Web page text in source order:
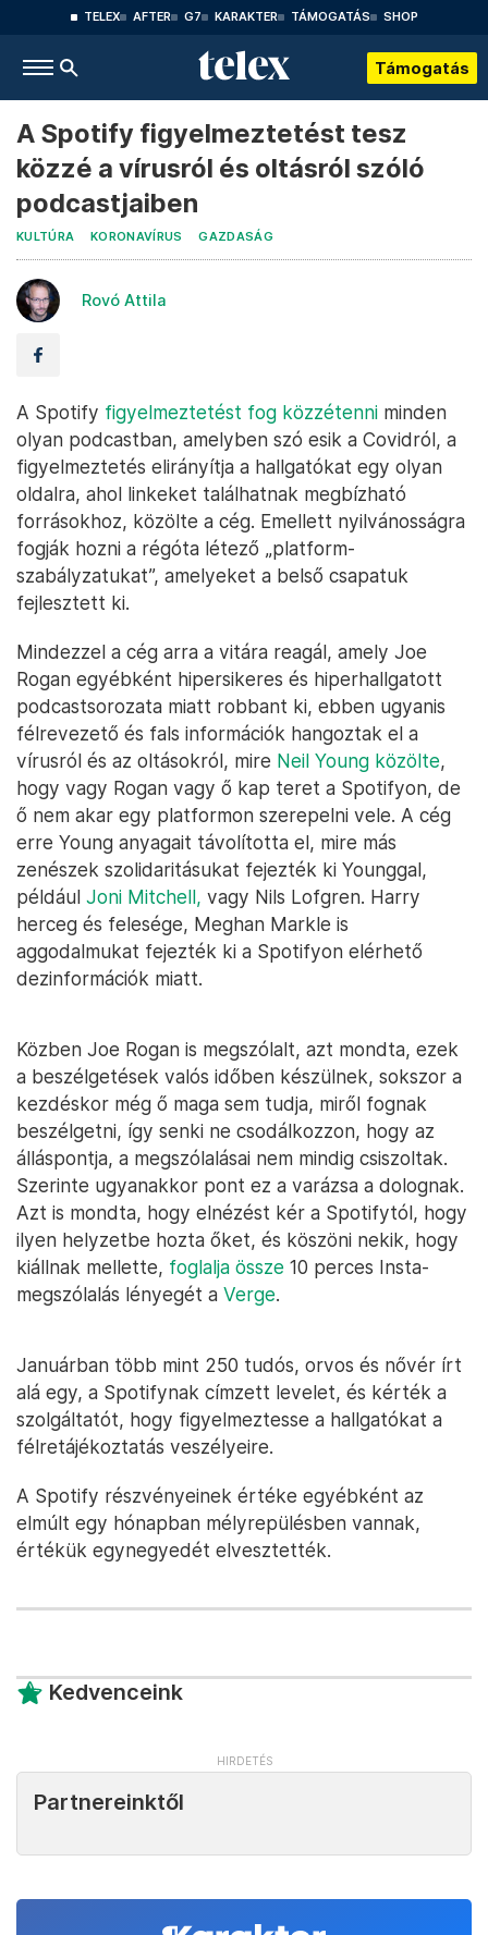
TELEX AFTER G7 KARAKTER TÁMOGATÁS SHOP
Támogatás
A Spotify figyelmeztetést tesz
közzé a vírusról és oltásról szóló
podcastjaiben
KULTÚRA KORONAVÍRUS GAZDASÁG
Rovó Attila
A Spotify figyelmeztetést fog közzétenni minden
olyan podcastban, amelyben szó esik a Covidról, a
figyelmeztetés elirányítja a hallgatókat egy olyan
oldalra, ahol linkeket találhatnak megbízható
forrásokhoz, közölte a cég. Emellett nyilvánosságra
fogják hozni a régóta létező „platform-
szabályzatukat”, amelyeket a belső csapatuk
fejlesztett ki.
Mindezzel a cég arra a vitára reagál, amely Joe
Rogan egyébként hipersikeres és hiperhallgatott
podcastsorozata miatt robbant ki, ebben ugyanis
félrevezető és fals információk hangoztak el a
vírusról és az oltásokról, mire Neil Young közölte,
hogy vagy Rogan vagy ő kap teret a Spotifyon, de
ő nem akar egy platformon szerepelni vele. A cég
erre Young anyagait távolította el, mire más
zenészek szolidaritásukat fejezték ki Younggal,
például Joni Mitchell, vagy Nils Lofgren. Harry
herceg és felesége, Meghan Markle is
aggodalmukat fejezték ki a Spotifyon elérhető
dezinformációk miatt.
Közben Joe Rogan is megszólalt, azt mondta, ezek
a beszélgetések valós időben készülnek, sokszor a
kezdéskor még ő maga sem tudja, miről fognak
beszélgetni, így senki ne csodálkozzon, hogy az
álláspontja, a megszólalásai nem mindig csiszoltak.
Szerinte ugyanakkor pont ez a varázsa a dolognak.
Azt is mondta, hogy elnézést kér a Spotifytól, hogy
ilyen helyzetbe hozta őket, és köszöni nekik, hogy
kiállnak mellette, foglalja össze 10 perces Insta-
megszólalás lényegét a Verge.
Januárban több mint 250 tudós, orvos és nővér írt
alá egy, a Spotifynak címzett levelet, és kérték a
szolgáltatót, hogy figyelmeztesse a hallgatókat a
félretájékoztatás veszélyeire.
A Spotify részvényeinek értéke egyébként az
elmúlt egy hónapban mélyrepülésben vannak,
értékük egynegyedét elvesztették.
Kedvenceink
Partnereinktől